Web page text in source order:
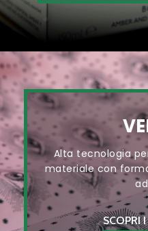
Alta tecnologia
materiale con
SCOPRI